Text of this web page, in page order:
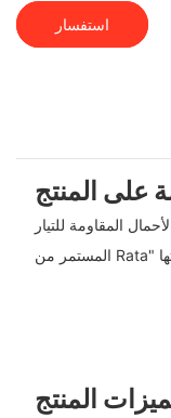
استفسار
على المنتج
المقاومة للتيار
المنتج